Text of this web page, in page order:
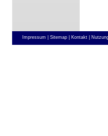
Impressum | Sitemap | Kontakt |